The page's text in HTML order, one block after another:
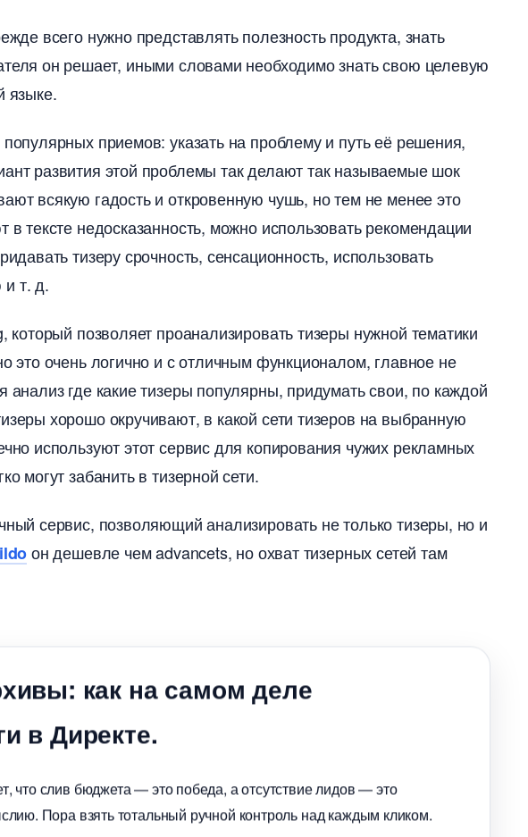
всего нужно представлять полезность продукта, знать
он решает, иными словами необходимо знать свою целевую
языке.
приемов: указать на проблему и путь её решения,
развития этой проблемы так делают так называемые шок
всякую гадость и откровенную чушь, но тем не менее это
тексте недосказанность, можно использовать рекомендации
тизеру срочность, сенсационность, использовать
т. д.
позволяет проанализировать тизеры нужной тематики
это очень логично и с отличным функционалом, главное не
анализ где какие тизеры популярны, придумать свои, по каждой
хорошо окручивают, в какой сети тизеров на выбранную
используют этот сервис для копирования чужих рекламных
могут забанить в тизерной сети.
сервис, позволяющий анализировать не только тизеры, но и
он дешевле чем advancets, но охват тизерных сетей там
как на самом деле
в Директе.
что слив бюджета — это победа, а отсутствие лидов — это
Пора взять тотальный ручной контроль над каждым кликом.